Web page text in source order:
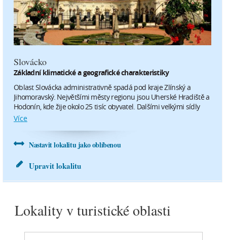
0 mm
0 mm
pátek
14.8.
29°C
16 °C
sobota
15.8.
32°C
17 °C
35°C
Slovácko
Základní klimatické a geografické charakteristiky
Oblast Slovácka administrativně spadá pod kraje Zlínský a
Jihomoravský. Největšími městy regionu jsou Uherské Hradiště a
Hodonín, kde žije okolo 25 tisíc obyvatel. Dalšími velkými sídly
lokality jsou Uherský Brod, Veselí nad Moravou nebo Kyjov.
se Slovenskem, na západě pak malý díl hraničí s Rakouskem.
Více
Nastavit lokalitu jako oblíbenou
Upravit lokalitu
Lokality v turistické oblasti